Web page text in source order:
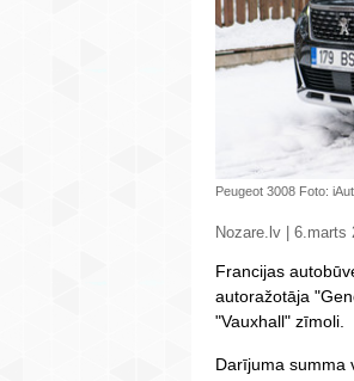
Peugeot 3008 Foto:
Nozare.lv | 6.marts
Francijas
autoražotāja
"Vauxhall" zīmoli.
Darījuma summa